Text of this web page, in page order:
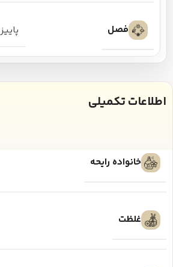
فصل پاییز
اطلاعات تکمیلی
خانواده رایحه
غلظت